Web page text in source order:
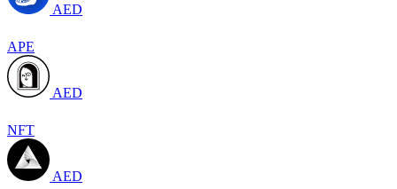
AED
APE
AED
NFT
AED